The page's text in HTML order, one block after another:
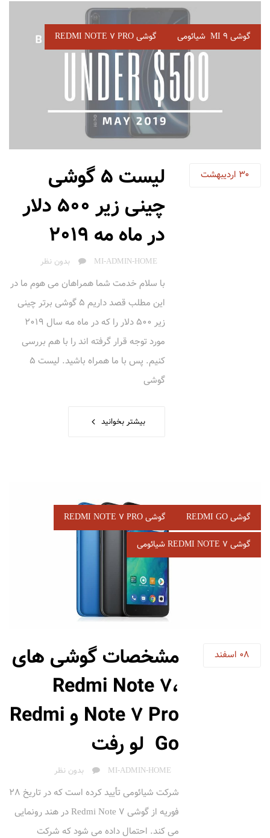
برچسب‌
ها
گوشی MI 9 شیائومی گوشی REDMI NOTE 7 PRO
30 اردیبهشت
لیست 5 گوشی
چینی زیر 500 دلار
در ماه مه 2019
AUTHOR
MI-ADMIN-HOME بدون نظر
با سلام خدمت شما همراهان می هوم ما در
این مطلب قصد داریم 5 گوشی برتر چینی
زیر 500 دلار را که در ماه مه سال 2019
مورد توجه قرار گرفته اند را با هم بررسی
کنیم. پس با ما همراه باشید. لیست 5
گوشی
بیشتر بخوانید
برچسب‌
ها
گوشی REDMI GO گوشی REDMI NOTE 7 PRO
گوشی REDMI NOTE 7 شیائومی
08 اسفند
مشخصات گوشی های
Redmi Note 7،
Note 7 Pro و Redmi
Go لو رفت
AUTHOR
MI-ADMIN-HOME بدون نظر
شرکت شیائومی تأیید کرده است که در تاریخ 28
فوریه از گوشی Redmi Note 7 در هند رونمایی
می کند. احتمال داده می شود که شرکت